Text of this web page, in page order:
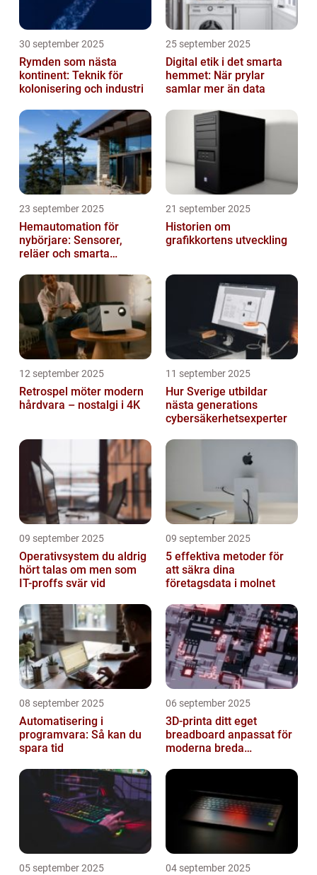
30 september 2025
Rymden som nästa
kontinent: Teknik för
kolonisering och industri
25 september 2025
Digital etik i det smarta
hemmet: När prylar
samlar mer än data
23 september 2025
Hemautomation för
nybörjare: Sensorer,
reläer och smarta
21 september 2025
Historien om
grafikkortens utveckling
12 september 2025
Retrospel möter modern
hårdvara – nostalgi i 4K
11 september 2025
Hur Sverige utbildar
nästa generations
cybersäkerhetsexperter
09 september 2025
Operativsystem du aldrig
hört talas om men som
IT-proffs svär vid
09 september 2025
5 effektiva metoder för
att säkra dina
företagsdata i molnet
08 september 2025
Automatisering i
programvara: Så kan du
spara tid
06 september 2025
3D-printa ditt eget
breadboard anpassat för
moderna breda
05 september 2025 04 september 2025